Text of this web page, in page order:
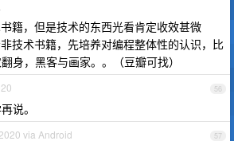
籍，但是技术的东西光看肯定收效甚微
技术书籍，先培养对编程整体性的认识，比
身，黑客与画家。。（豆瓣可找）
56
说。
57
via Android